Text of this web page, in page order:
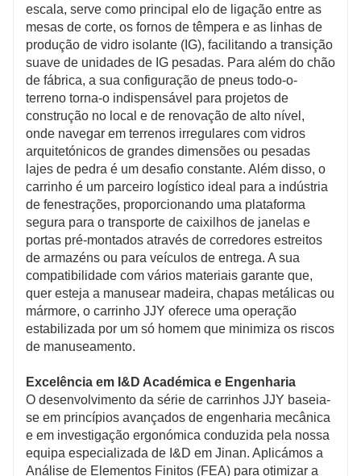
escala, serve como principal elo de ligação entre as
mesas de corte, os fornos de têmpera e as linhas de
produção de vidro isolante (IG), facilitando a transição
suave de unidades de IG pesadas. Para além do chão
de fábrica, a sua configuração de pneus todo-o-
terreno torna-o indispensável para projetos de
construção no local e de renovação de alto nível,
onde navegar em terrenos irregulares com vidros
arquitetónicos de grandes dimensões ou pesadas
lajes de pedra é um desafio constante. Além disso, o
carrinho é um parceiro logístico ideal para a indústria
de fenestrações, proporcionando uma plataforma
segura para o transporte de caixilhos de janelas e
portas pré-montados através de corredores estreitos
de armazéns ou para veículos de entrega. A sua
compatibilidade com vários materiais garante que,
quer esteja a manusear madeira, chapas metálicas ou
mármore, o carrinho JJY oferece uma operação
estabilizada por um só homem que minimiza os riscos
de manuseamento.
Excelência em I&D Académica e Engenharia
O desenvolvimento da série de carrinhos JJY baseia-
se em princípios avançados de engenharia mecânica
e em investigação ergonómica conduzida pela nossa
equipa especializada de I&D em Jinan. Aplicámos a
Análise de Elementos Finitos (FEA) para otimizar a